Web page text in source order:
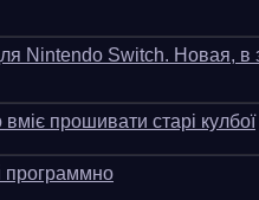
Nintendo Switch. Новая, в
прошивати старі кулбої